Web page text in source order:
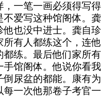
，一笔一画必须得写得
爱写这种馆阁体。龚
也没中进士。龚自珍
有人都练这个，连他
练。最后他们家所有
手馆阁体。他说你看我
尿盆的都能。康有为
每一次他那卷子考官一